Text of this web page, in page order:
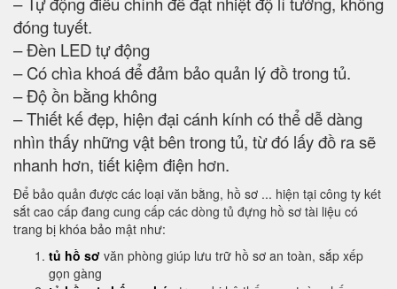
đóng tuyết.
– Đèn LED tự động
– Có chìa khoá để đảm bảo quản lý đồ trong tủ.
– Độ ồn bằng không
– Thiết kế đẹp, hiện đại cánh kính có thể dễ dàng
nhìn thấy những vật bên trong tủ, từ đó lấy đồ ra sẽ
nhanh hơn, tiết kiệm điện hơn.
Để bảo quản được các loại văn bằng, hồ sơ ... hiện tại công ty két
sắt cao cấp đang cung cấp các dòng tủ đựng hồ sơ tài liệu có
trang bị khóa bảo mật như:
tủ hồ sơ văn phòng giúp lưu trữ hồ sơ an toàn, sắp xếp
gọn gàng